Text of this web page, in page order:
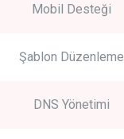
Mobil Desteği
Şablon Düzenleme
DNS Yönetimi